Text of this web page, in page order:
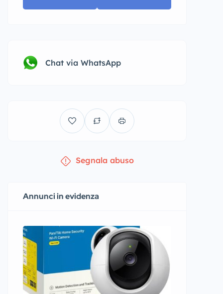
Chat via WhatsApp
Segnala abuso
Annunci in evidenza